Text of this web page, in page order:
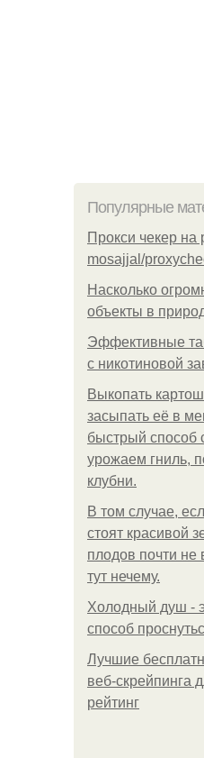
Популярные
Прокси чекер на
mosajjal/
Насколько
объекты в
Эффективные
с никотиновой
Выкопать
засыпать её в
быстрый способ
урожаем гниль,
клубни.
В том случае,
стоят красивой
плодов почти не
тут нечему.
Холодный душ -
способ
Лучшие
веб-скрейпинга
рейтинг